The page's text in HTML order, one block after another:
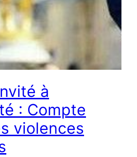
à
: Compte
violences